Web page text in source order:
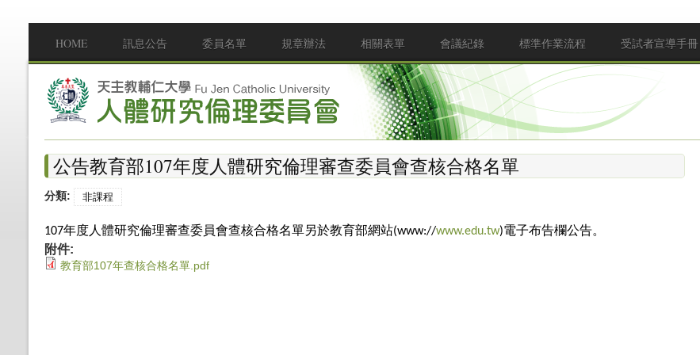
Main menu
HOME 訊息公告 委員名單 規章辦法 相關表單 會議紀錄 標準作業流程 受試者宣導手冊
公告教育部107年度人體研究倫理審查委員會查核合格名單
分類: 非課程
107年度人體研究倫理審查委員會查核合格名單另於教育部網站(www://www.edu.tw)電子布告欄公告。
附件:
教育部107年查核合格名單.pdf